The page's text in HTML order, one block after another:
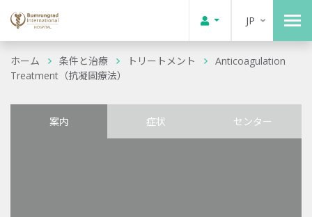
JP
ホーム 条件と治療 トリートメント
Anticoagulation
Treatment（抗凝固療法）
案内 症状 センター